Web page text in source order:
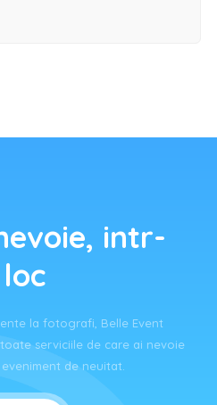
intr-
la fotografi, Belle Event
serviciile de care ai nevoie
de neuitat.